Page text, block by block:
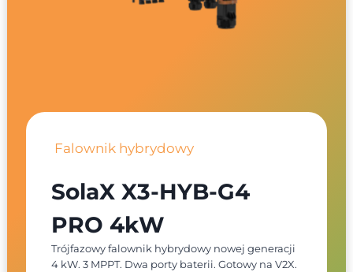
Falownik hybrydowy
SolaX X3-HYB-G4
PRO 4kW
Trójfazowy falownik hybrydowy nowej generacji
4 kW. 3 MPPT. Dwa porty baterii. Gotowy na V2X.